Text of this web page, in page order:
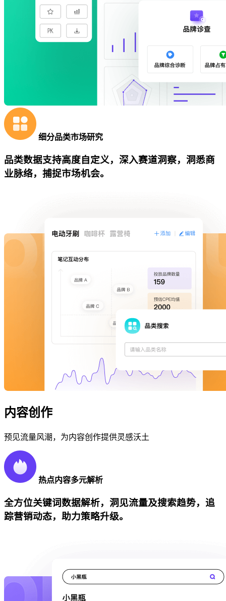
细分品类市场研究
品类数据支持高度自定义，深入赛道洞察，洞悉商
业脉络，捕捉市场机会。
内容创作
预见流量风潮，为内容创作提供灵感沃土
热点内容多元解析
全方位关键词数据解析，洞见流量及搜索趋势，追
踪营销动态，助力策略升级。